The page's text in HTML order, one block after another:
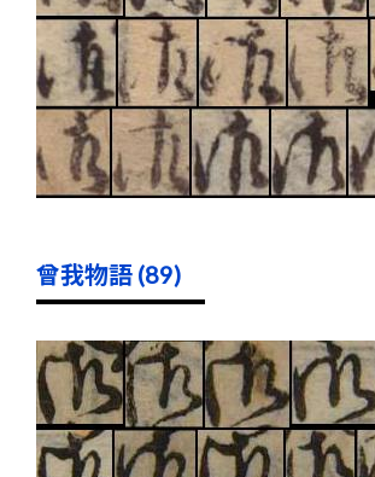
曾我物語 (89)